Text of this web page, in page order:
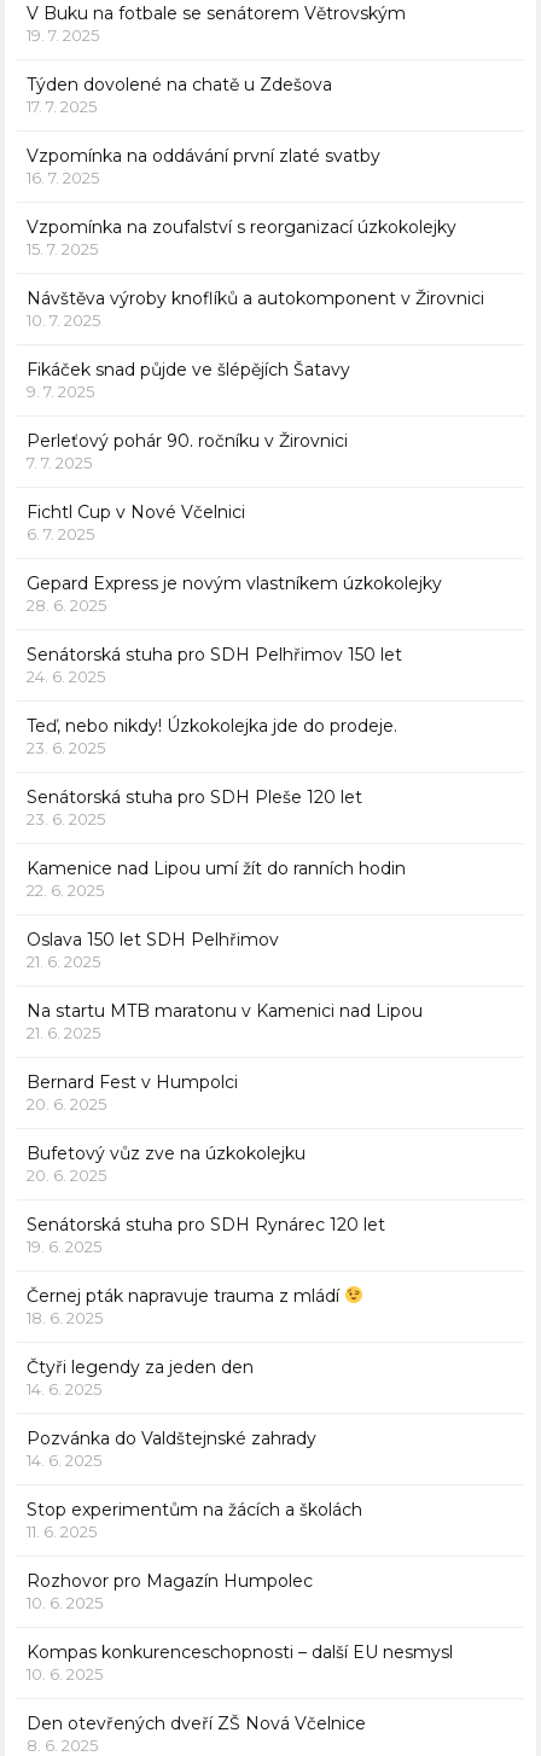
V Buku na fotbale se senátorem Větrovským
19. 7. 2025
Týden dovolené na chatě u Zdešova
17. 7. 2025
Vzpomínka na oddávání první zlaté svatby
16. 7. 2025
Vzpomínka na zoufalství s reorganizací úzkokolejky
15. 7. 2025
Návštěva výroby knoflíků a autokomponent v Žirovnici
10. 7. 2025
Fikáček snad půjde ve šlépějích Šatavy
9. 7. 2025
Perleťový pohár 90. ročníku v Žirovnici
7. 7. 2025
Fichtl Cup v Nové Včelnici
6. 7. 2025
Gepard Express je novým vlastníkem úzkokolejky
28. 6. 2025
Senátorská stuha pro SDH Pelhřimov 150 let
24. 6. 2025
Teď, nebo nikdy! Úzkokolejka jde do prodeje.
23. 6. 2025
Senátorská stuha pro SDH Pleše 120 let
23. 6. 2025
Kamenice nad Lipou umí žít do ranních hodin
22. 6. 2025
Oslava 150 let SDH Pelhřimov
21. 6. 2025
Na startu MTB maratonu v Kamenici nad Lipou
21. 6. 2025
Bernard Fest v Humpolci
20. 6. 2025
Bufetový vůz zve na úzkokolejku
20. 6. 2025
Senátorská stuha pro SDH Rynárec 120 let
19. 6. 2025
Černej pták napravuje trauma z mládí
18. 6. 2025
Čtyři legendy za jeden den
14. 6. 2025
Pozvánka do Valdštejnské zahrady
14. 6. 2025
Stop experimentům na žácích a školách
11. 6. 2025
Rozhovor pro Magazín Humpolec
10. 6. 2025
Kompas konkurenceschopnosti – další EU nesmysl
10. 6. 2025
Den otevřených dveří ZŠ Nová Včelnice
8. 6. 2025